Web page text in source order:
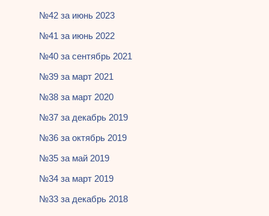
№42 за июнь 2023
№41 за июнь 2022
№40 за сентябрь 2021
№39 за март 2021
№38 за март 2020
№37 за декабрь 2019
№36 за октябрь 2019
№35 за май 2019
№34 за март 2019
№33 за декабрь 2018